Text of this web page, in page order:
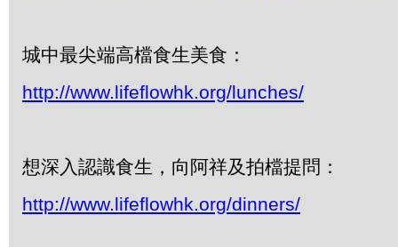
城中最尖端高檔食生美食：
http://www.lifeflowhk.org/lunches/
想深入認識食生，向阿祥及拍檔提問：
http://www.lifeflowhk.org/dinners/